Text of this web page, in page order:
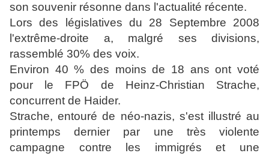
son souvenir résonne dans l'actualité récente.
Lors des législatives du 28 Septembre 2008
l'extrême-droite a, malgré ses divisions,
rassemblé 30% des voix.
Environ 40 % des moins de 18 ans ont voté
pour le FPÖ de Heinz-Christian Strache,
concurrent de Haider.
Strache, entouré de néo-nazis, s'est illustré au
printemps dernier par une très violente
campagne contre les immigrés et une